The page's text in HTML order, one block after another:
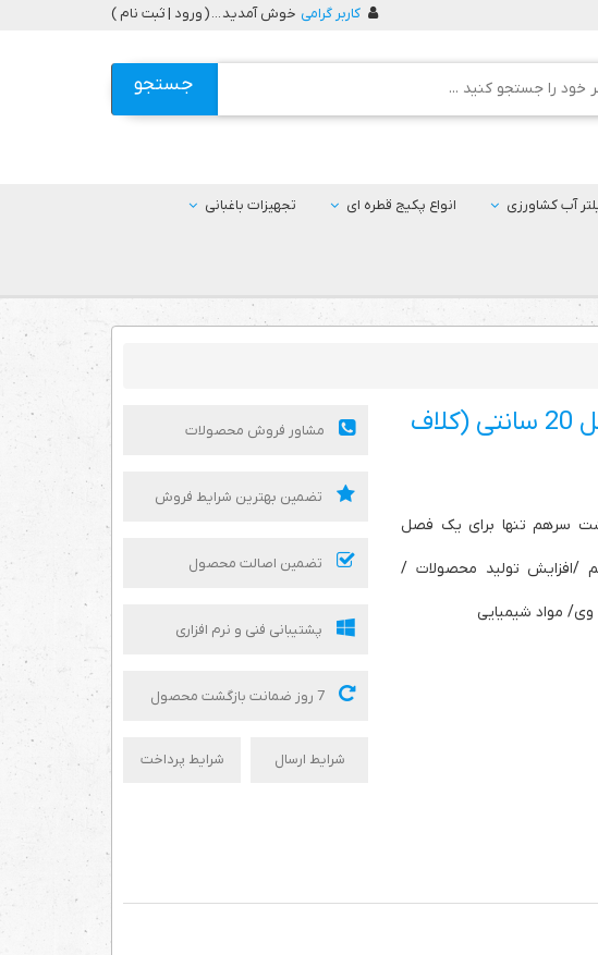
کاربر گرامی خوش آمدید ... (ورود | ثبت نام )
جستجو
آب کشاورزی انواع پکیج قطره ای تجهیزات باغبانی
نوارتیپ آبیاری قطره ای درز از بغل 20 سانتی (کلاف
سرهم تنها برای یک فصل
تولید محصولات /
وی/ مواد شیمیایی
مشاور فروش محصولات
تضمین بهترین شرایط فروش
تضمین اصالت محصول
پشتیبانی فنی و نرم افزاری
شرایط ارسال شرایط پرداخت